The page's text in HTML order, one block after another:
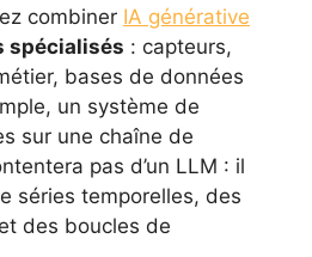
combiner IA générative
spécialisés : capteurs,
bases de données
un système de
sur une chaîne de
pas d’un LLM : il
séries temporelles, des
des boucles de